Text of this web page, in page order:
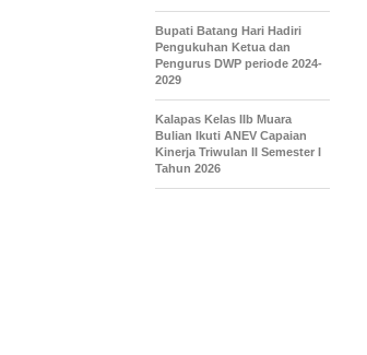
Bupati Batang Hari Hadiri
Pengukuhan Ketua dan
Pengurus DWP periode 2024-
2029
Kalapas Kelas IIb Muara
Bulian Ikuti ANEV Capaian
Kinerja Triwulan II Semester I
Tahun 2026